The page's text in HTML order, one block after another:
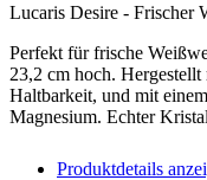
Lucaris Desire - Frischer
Perfekt für frische
23,2 cm hoch.
Haltbarkeit, und mit
Magnesium. Echter
Produktdetails